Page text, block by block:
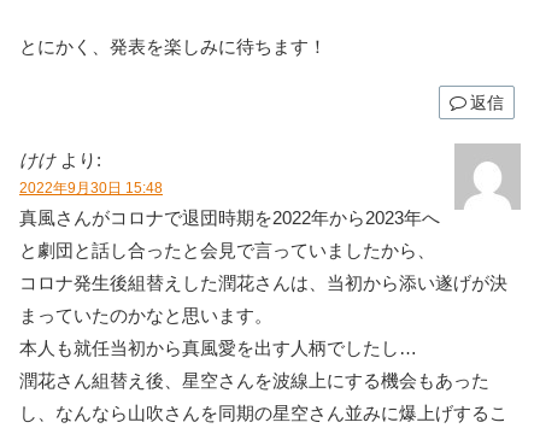
とにかく、発表を楽しみに待ちます！
返信
けけ より:
2022年9月30日 15:48
真風さんがコロナで退団時期を2022年から2023年へ
と劇団と話し合ったと会見で言っていましたから、
コロナ発生後組替えした潤花さんは、当初から添い遂げが決
まっていたのかなと思います。
本人も就任当初から真風愛を出す人柄でしたし…
潤花さん組替え後、星空さんを波線上にする機会もあった
し、なんなら山吹さんを同期の星空さん並みに爆上げするこ